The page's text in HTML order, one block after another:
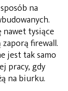
na
nawet tysiące
firewall.
jest tak samo
pracy, gdy
na biurku.